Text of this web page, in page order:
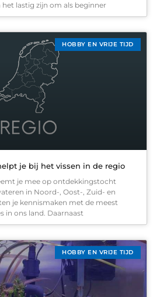
lastig zijn om als beginner
HOBBY EN VRIJE TIJD
je bij het vissen in de regio
je mee op ontdekkingstocht
in Noord-, Oost-, Zuid- en
je kennismaken met de meest
in ons land. Daarnaast
HOBBY EN VRIJE TIJD